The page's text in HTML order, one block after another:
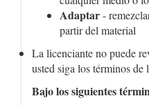
Adaptar-
partir del material
La licenciante no puede
usted siga los términos de
Bajo los siguientes